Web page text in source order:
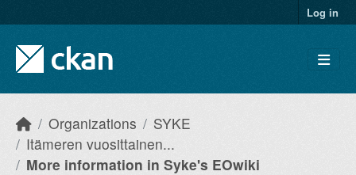
Log in
Organizations
SYKE
Itämeren vuosittainen...
More information in Syke's EOwiki